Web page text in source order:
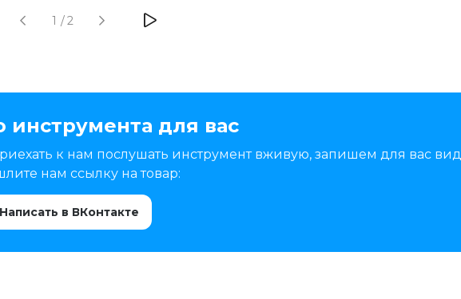
1 /2
для вас
к нам послушать инструмент вживую, запишем для вас
нам ссылку на товар:
Написать в ВКонтакте